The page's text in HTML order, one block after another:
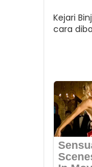
Kejari
cara